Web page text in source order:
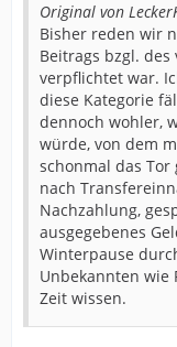
Original von
Bisher reden wir
Beitrags bzgl.
verpflichtet war.
diese Kategorie
dennoch wohler,
würde, von dem
schonmal das
nach
Nachzahlung,
ausgegebenes
Winterpause
Unbekannten wie
Zeit wissen.